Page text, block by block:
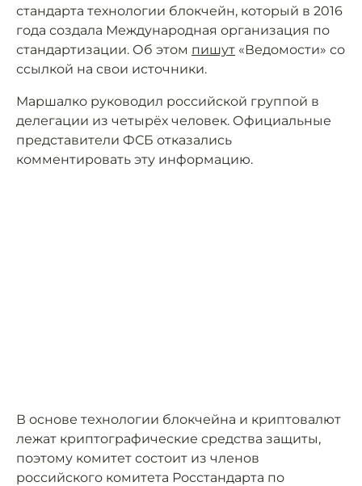
стандарта технологии блокчейн, который в 2016
года создала Международная организация по
стандартизации. Об этом пишут «Ведомости» со
ссылкой на свои источники.
Маршалко руководил российской группой в
делегации из четырёх человек. Официальные
представители ФСБ отказались
комментировать эту информацию.
В основе технологии блокчейна и криптовалют
лежат криптографические средства защиты,
поэтому комитет состоит из членов
российского комитета Росстандарта по